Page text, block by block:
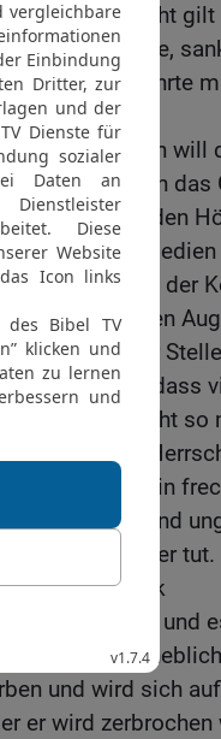
Dies Gesicht
mit mir redete,
Er aber rührte
stand.
Siehe, ich
Zorns; denn
mit den beiden
Könige von Medien
aber ist der
zwischen seinen
vier an seiner
war, bedeutet, dass
aber nicht
Ende ihrer
aufkommen ein
mächtig sein und
gelingen, was er
heilige Volk
sein Sinnen, und
er wird
und wird sich
er wird